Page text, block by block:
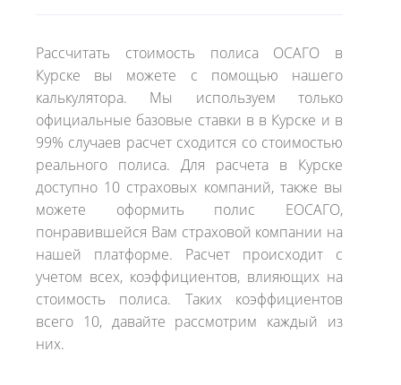
Рассчитать стоимость полиса ОСАГО в
Курске вы можете с помощью нашего
калькулятора. Мы используем только
официальные базовые ставки в в Курске и в
99% случаев расчет сходится со стоимостью
реального полиса. Для расчета в Курске
доступно 10 страховых компаний, также вы
можете оформить полис ЕОСАГО,
понравившейся Вам страховой компании на
нашей платформе. Расчет происходит с
учетом всех, коэффициентов, влияющих на
стоимость полиса. Таких коэффициентов
всего 10, давайте рассмотрим каждый из
них.